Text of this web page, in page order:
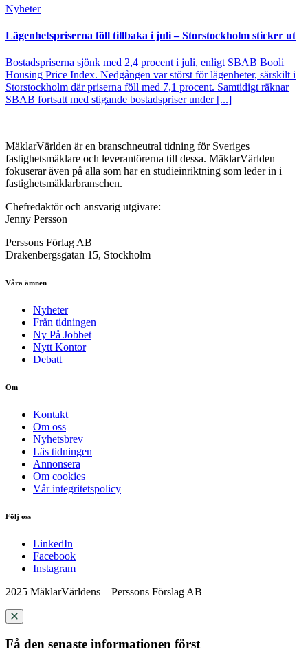
Nyheter
Lägenhetspriserna föll tillbaka i juli – Storstockholm sticker ut
Bostadspriserna sjönk med 2,4 procent i juli, enligt SBAB Booli
Housing Price Index. Nedgången var störst för lägenheter, särskilt i
Storstockholm där priserna föll med 7,1 procent. Samtidigt räknar
SBAB fortsatt med stigande bostadspriser under [...]
MäklarVärlden är en branschneutral tidning för Sveriges
fastighetsmäklare och leverantörerna till dessa. MäklarVärlden
fokuserar även på alla som har en studieinriktning som leder in i
fastighetsmäklarbranschen.
Chefredaktör och ansvarig utgivare:
Jenny Persson
Perssons Förlag AB
Drakenbergsgatan 15, Stockholm
Våra ämnen
Nyheter
Från tidningen
Ny På Jobbet
Nytt Kontor
Debatt
Om
Kontakt
Om oss
Nyhetsbrev
Läs tidningen
Annonsera
Om cookies
Vår integritetspolicy
Följ oss
LinkedIn
Facebook
Instagram
2025 MäklarVärldens – Perssons Förslag AB
Få den senaste informationen först